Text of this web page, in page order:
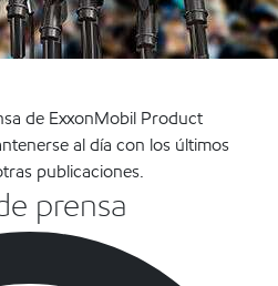
de ExxonMobil Product
al día con los últimos
publicaciones.
prensa